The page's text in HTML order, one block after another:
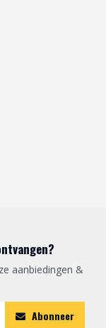
aanbiedingen &
Abonneer